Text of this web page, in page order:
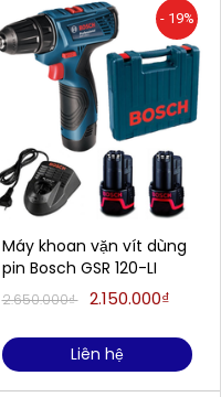
- 19%
Máy khoan vặn vít dùng
pin Bosch GSR 120-LI
2.650.000₫ 2.150.000₫
Liên hệ